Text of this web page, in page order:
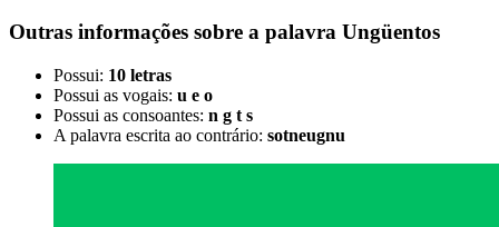
Outras informações sobre a palavra Ungüentos
Possui: 10 letras
Possui as vogais: u e o
Possui as consoantes: n g t s
A palavra escrita ao contrário: sotneugnu